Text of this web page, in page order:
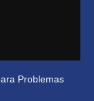
Problemas